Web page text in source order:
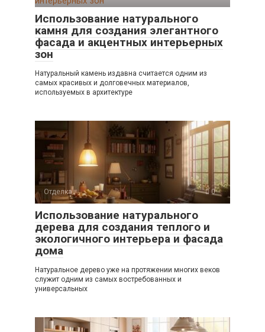
Использование натурального
камня для создания элегантного
фасада и акцентных интерьерных
зон
Натуральный камень издавна считается одним из
самых красивых и долговечных материалов,
используемых в архитектуре
Отделка 0
Использование натурального
дерева для создания теплого и
экологичного интерьера и фасада
дома
Натуральное дерево уже на протяжении многих веков
служит одним из самых востребованных и
универсальных